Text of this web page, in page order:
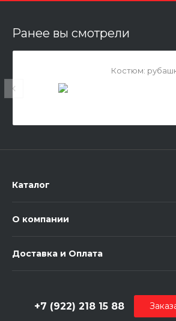
Ранее вы смотрели
Костюм:
Каталог
О компании
Доставка и Оплата
+7 (922) 218 15 88